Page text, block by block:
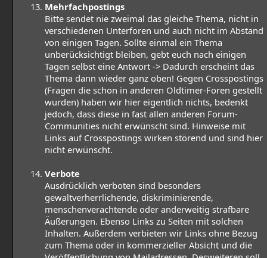
Mehrfachpostings
Bitte sendet nie zweimal das gleiche Thema, nicht in
verschiedenen Unterforen und auch nicht im Abstand
von einigen Tagen. Sollte einmal ein Thema
unberücksichtigt bleiben, gebt euch nach einigen
Tagen selbst eine Antwort -> Dadurch erscheint das
Thema dann wieder ganz oben! Gegen Crosspostings
(Fragen die schon in anderen Oldtimer-Foren gestellt
wurden) haben wir hier eigentlich nichts, bedenkt
jedoch, dass diese in fast allen anderen Forum-
Communities nicht erwünscht sind. Hinweise mit
Links auf Crosspostings wirken störend und sind hier
nicht erwünscht.
Verbote
Ausdrücklich verboten sind besonders
gewaltverherrlichende, diskriminierende,
menschenverachtende oder anderweitig strafbare
Äußerungen. Ebenso Links zu Seiten mit solchen
Inhalten. Außerdem verbieten wir Links ohne Bezug
zum Thema oder in kommerzieller Absicht und die